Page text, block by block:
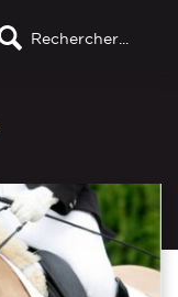
Rechercher...